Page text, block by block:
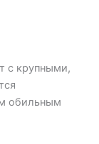
с крупными,
обильным